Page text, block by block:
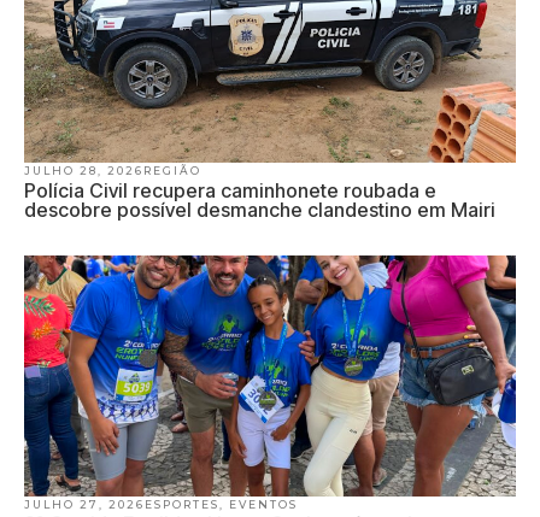
JULHO 28, 2026 REGIÃO
Polícia Civil recupera caminhonete roubada e
descobre possível desmanche clandestino em Mairi
JULHO 27, 2026 ESPORTES EVENTOS